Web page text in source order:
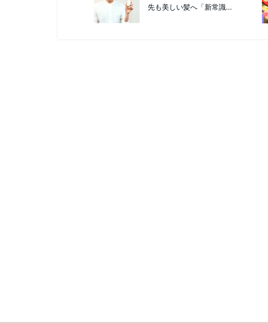
先も美しい髪へ「新常識...